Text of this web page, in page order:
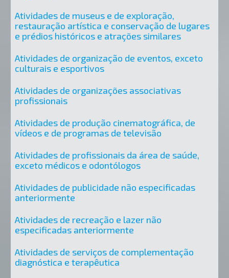
Atividades de museus e de exploração,
restauração artística e conservação de lugares
e prédios históricos e atrações similares
Atividades de organização de eventos, exceto
culturais e esportivos
Atividades de organizações associativas
profissionais
Atividades de produção cinematográfica, de
vídeos e de programas de televisão
Atividades de profissionais da área de saúde,
exceto médicos e odontólogos
Atividades de publicidade não especificadas
anteriormente
Atividades de recreação e lazer não
especificadas anteriormente
Atividades de serviços de complementação
diagnóstica e terapêutica